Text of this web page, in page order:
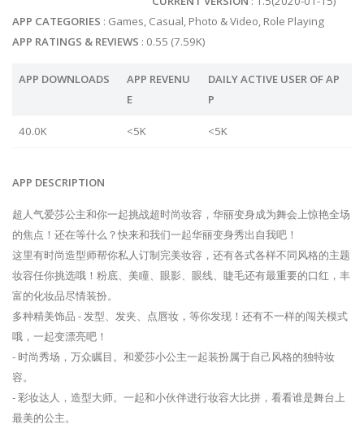
APP CATEGORIES : Games, Casual, Photo & Video, Role Playing
APP RATINGS & REVIEWS : 0.55 (7.59K)
APP DOWNLOADS
APP REVENU
E
DAILY ACTIVE USER OF AP
P
40.0K <5K <5K
APP DESCRIPTION
超人气爱莎公主和你一起挑战超时尚妆容，华丽变身成为舞会上惊艳全场
的焦点！还在等什么？快来和我们一起华丽变身秀出自我吧！
这里有时尚造型师帮你私人订制完美妆容，还有各式各样不同风格的主题
妆容任你挑选哦！粉底、美瞳、眼影、眼线、睫毛还有最重要的口红，丰
富的化妆品尽情装扮。
多种精美饰品 - 发型、发夹、点唇妆，等你发现！还有不一样的闯关模式
哦，一起变漂亮吧！
- 时尚秀场，万众瞩目。和爱莎小公主一起装扮属于自己风格的独特妆
容。
- 彩妆达人，造型大师。一起和小伙伴进行妆容大比拼，看看谁是舞台上
最美的公主。